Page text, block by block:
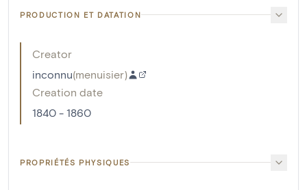
PRODUCTION ET DATATION
Creator
inconnu(menuisier)
Creation date
1840 - 1860
PROPRIÉTÉS PHYSIQUES